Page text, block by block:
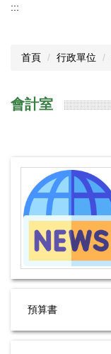
:::
首頁 行政單位
會計室
預算書